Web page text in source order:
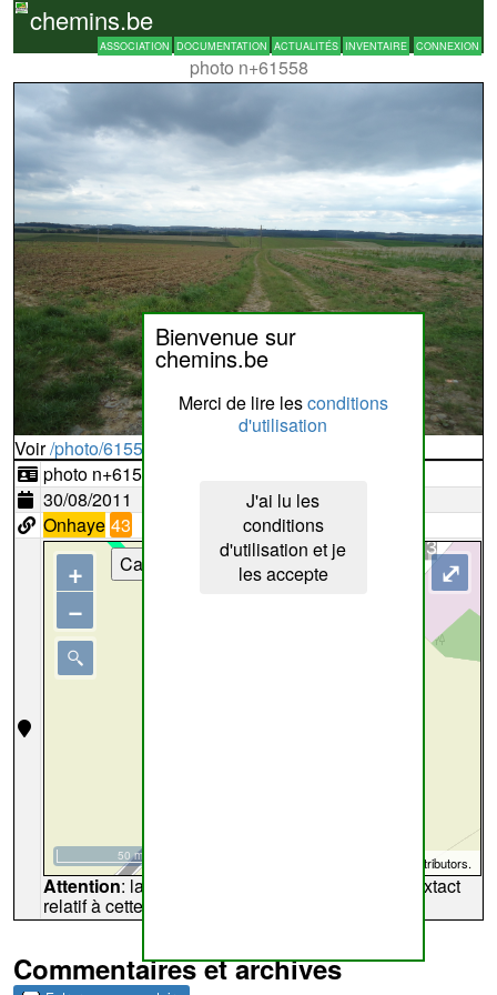
chemins.be
ASSOCIATION DOCUMENTATION ACTUALITÉS INVENTAIRE CONNEXION
photo n+61558
Bienvenue sur
chemins.be
Merci de lire lesconditions
d'utilisation
J'ai lu les
conditions
d'utilisation et je
les accepte
Voir/photo/61558?typ=d
photo n+61558
30/08/2011
Onhaye 43
contributors.
50 m
+
−
⤢
Cartes
Attention: la carte peut ne pas refléter l'endroit extact
relatif à cette archive
Commentaires et archives